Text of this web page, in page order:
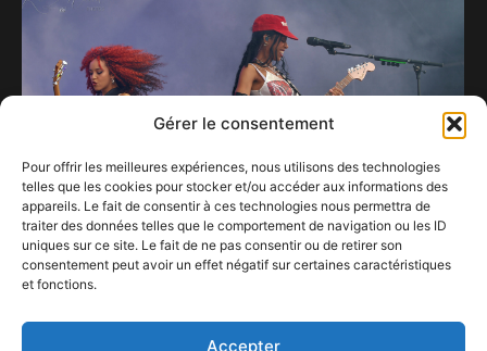
Gérer le consentement
Pour offrir les meilleures expériences, nous utilisons des technologies
telles que les cookies pour stocker et/ou accéder aux informations des
appareils. Le fait de consentir à ces technologies nous permettra de
traiter des données telles que le comportement de navigation ou les ID
uniques sur ce site. Le fait de ne pas consentir ou de retirer son
consentement peut avoir un effet négatif sur certaines caractéristiques
et fonctions.
Accepter
17 septembre 2024